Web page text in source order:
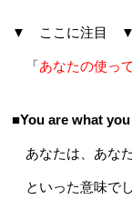
▼ ここに注目 ▼
「あなたの使っ
■You are what
あなたは、あな
といった意味でし